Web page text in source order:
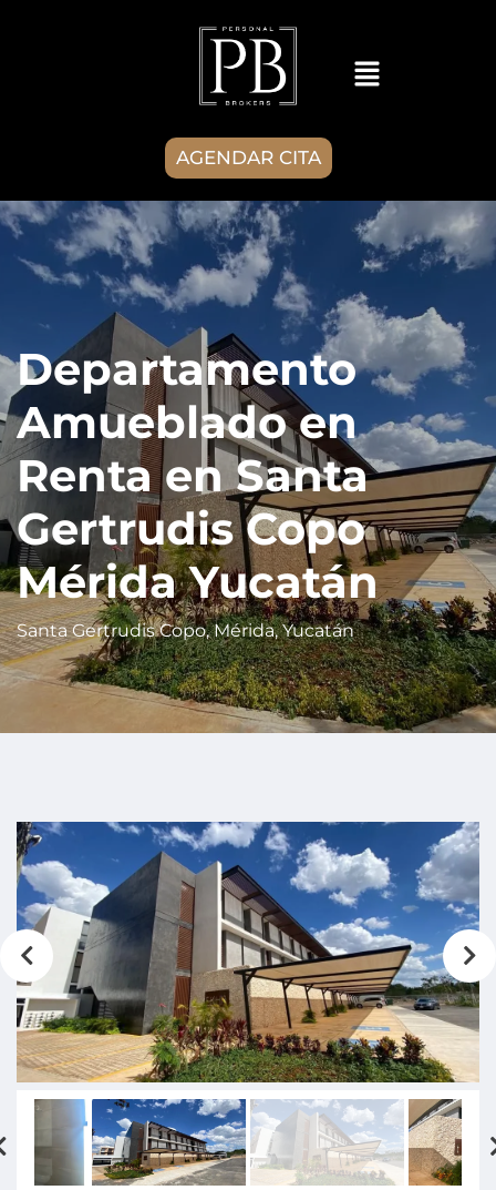
AGENDAR CITA
Departamento
Amueblado en
Renta en Santa
Gertrudis Copo
Mérida Yucatán
Santa Gertrudis Copo, Mérida, Yucatán